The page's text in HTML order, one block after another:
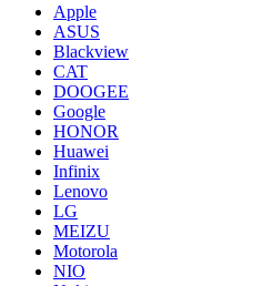
Apple
ASUS
Blackview
CAT
DOOGEE
Google
HONOR
Huawei
Infinix
Lenovo
LG
MEIZU
Motorola
NIO